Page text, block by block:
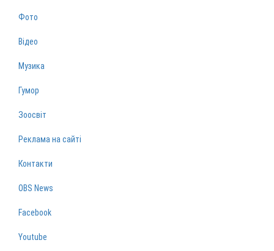
Фото
Відео
Музика
Гумор
Зоосвіт
Реклама на сайті
Контакти
OBS News
Facebook
Youtube